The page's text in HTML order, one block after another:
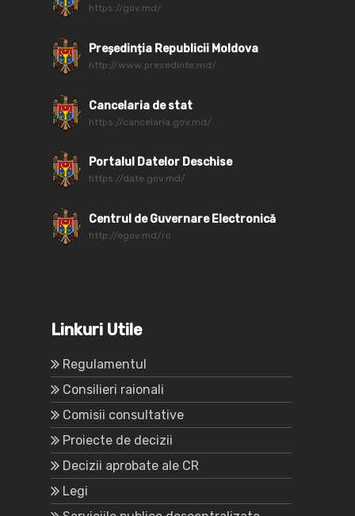
https://gov.md/
Președinția Republicii Moldova
http://www.presedinte.md/
Cancelaria de stat
https://cancelaria.gov.md/
Portalul Datelor Deschise
https://date.gov.md/
Centrul de Guvernare Electronică
http://egov.md/ro
Linkuri Utile
Regulamentul
Consilieri raionali
Comisii consultative
Proiecte de decizii
Decizii aprobate ale CR
Legi